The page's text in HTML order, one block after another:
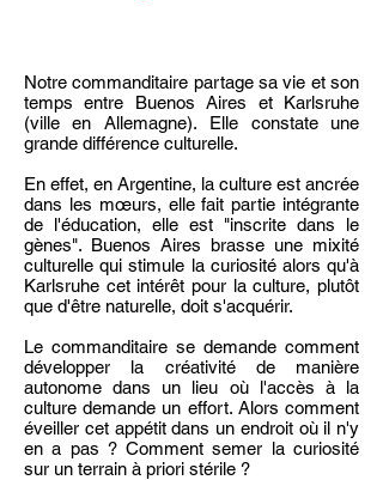
Notre commanditaire partage sa vie et son
temps entre Buenos Aires et Karlsruhe
(ville en Allemagne). Elle constate une
grande différence culturelle.
En effet, en Argentine, la culture est ancrée
dans les mœurs, elle fait partie intégrante
de l'éducation, elle est "inscrite dans le
gènes". Buenos Aires brasse une mixité
culturelle qui stimule la curiosité alors qu'à
Karlsruhe cet intérêt pour la culture, plutôt
que d'être naturelle, doit s'acquérir.
Le commanditaire se demande comment
développer la créativité de manière
autonome dans un lieu où l'accès à la
culture demande un effort. Alors comment
éveiller cet appétit dans un endroit où il n'y
en a pas ? Comment semer la curiosité
sur un terrain à priori stérile ?